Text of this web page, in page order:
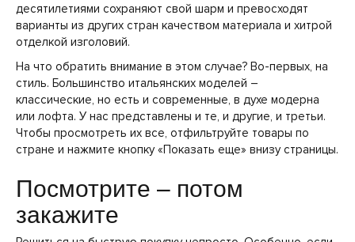
десятилетиями сохраняют свой шарм и превосходят
варианты из других стран качеством материала и хитрой
отделкой изголовий.
На что обратить внимание в этом случае? Во-первых, на
стиль. Большинство итальянских моделей –
классические, но есть и современные, в духе модерна
или лофта. У нас представлены и те, и другие, и третьи.
Чтобы просмотреть их все, отфильтруйте товары по
стране и нажмите кнопку «Показать еще» внизу страницы.
Посмотрите – потом
закажите